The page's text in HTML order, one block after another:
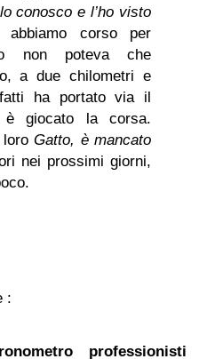
conosco e l’ho visto
corso per
non poteva che
a due chilometri e
ha portato via il
giocato la corsa.
loroGatto, è mancato
nei prossimi giorni,
:
professionisti